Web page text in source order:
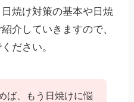
焼け対策の基本や日焼
介していきますので、
ださい。
ば、もう日焼けに悩